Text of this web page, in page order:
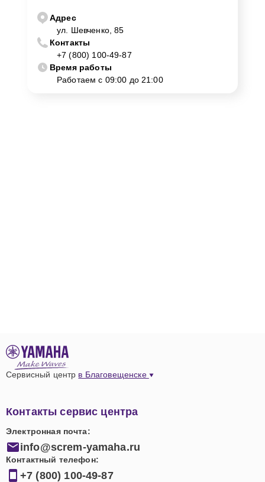
Адрес
ул. Шевченко, 85
Контакты
+7 (800) 100-49-87
Время работы
Работаем с 09:00 до 21:00
Сервисный центр в Благовещенске
Контакты сервис центра
Электронная почта:
info@screm-yamaha.ru
Контактный телефон:
+7 (800) 100-49-87